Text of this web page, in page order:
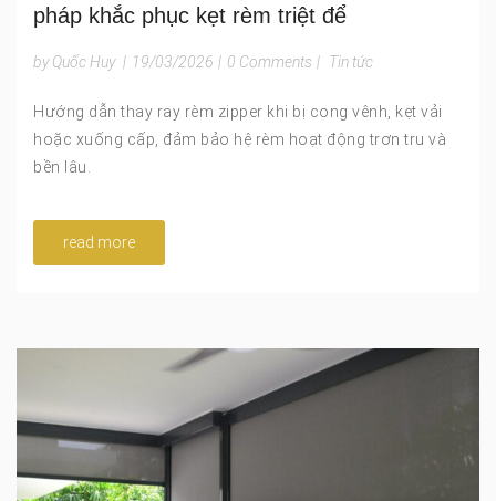
pháp khắc phục kẹt rèm triệt để
by Quốc Huy | 19/03/2026 | 0 Comments | Tin tức
Hướng dẫn thay ray rèm zipper khi bị cong vênh, kẹt vải
hoặc xuống cấp, đảm bảo hệ rèm hoạt động trơn tru và
bền lâu.
read more